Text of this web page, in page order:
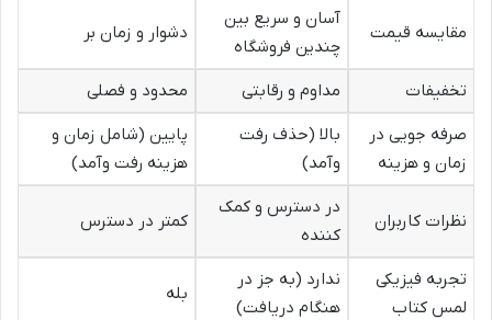
مقایسه قیمت
آسان و سریع بین
چندین فروشگاه
دشوار و زمان بر
تخفیفات مداوم و رقابتی
محدود و فصلی
صرفه جویی در
زمان و هزینه
بالا (حذف رفت
وآمد)
پایین (شامل زمان و
هزینه رفت وآمد)
نظرات کاربران
در دسترس و کمک
کننده
کمتر در دسترس
تجربه فیزیکی
لمس کتاب
ندارد (به جز در
هنگام دریافت)
بله